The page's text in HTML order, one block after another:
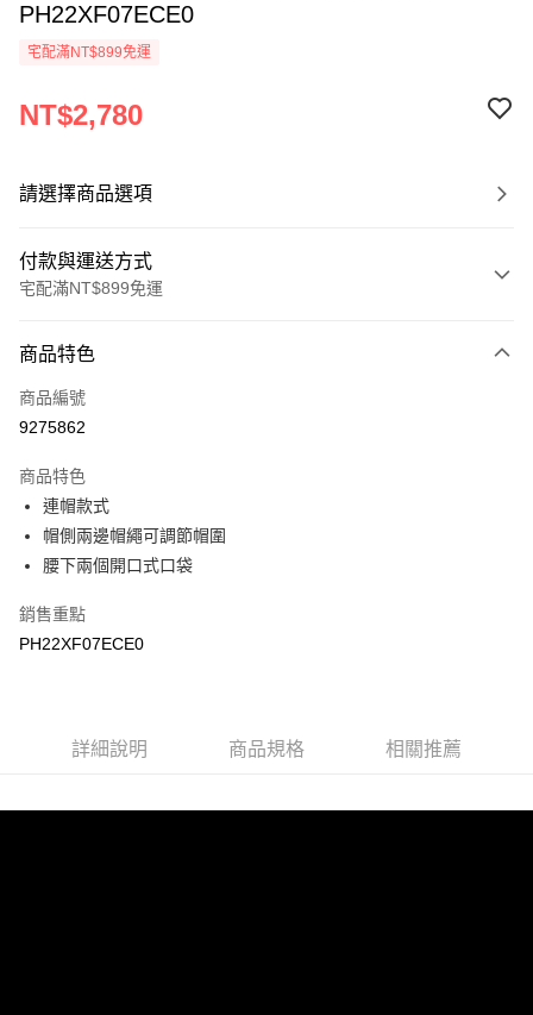
PH22XF07ECE0
宅配滿NT$899免運
NT$2,780
請選擇商品選項
付款與運送方式
宅配滿NT$899免運
信用卡一次付款
LINE Pay
悠遊付
Google Pay
運送方式
宅配
每筆NT$399，滿NT$18,000(含以上)免運費
商品特色
商品編號
9275862
商品特色
連帽款式
帽側兩邊帽繩可調節帽圍
腰下兩個開口式口袋
銷售重點
PH22XF07ECE0
詳細說明 商品規格 相關推薦